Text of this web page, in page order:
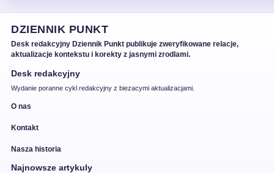
DZIENNIK PUNKT
Desk redakcyjny Dziennik Punkt publikuje zweryfikowane relacje,
aktualizacje kontekstu i korekty z jasnymi zrodlami.
Desk redakcyjny
Wydanie poranne cykl redakcyjny z biezacymi aktualizacjami.
O nas
Kontakt
Nasza historia
Najnowsze artykuly